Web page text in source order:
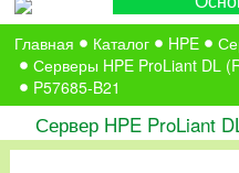
Главная Каталог HPE
Серверы HPE ProLiant DL
P57685-B21
Сервер HPE ProLiant